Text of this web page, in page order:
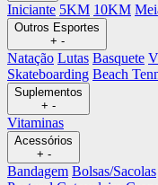
Iniciante 5KM 10KM
Outros Esportes
+ -
Natação Lutas Basquete
Skateboarding Beach
Suplementos
+ -
Vitaminas
Acessórios
+ -
Bandagem Bolsas/Sacolas